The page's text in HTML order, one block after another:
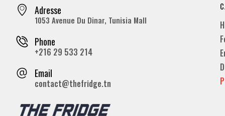
Adresse
1053 Avenue Du Dinar, Tunisia Mall
Phone
+216 29 533 214
Email
contact@thefridge.tn